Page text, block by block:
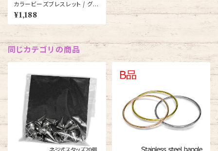
カラービーズブレスレット / グリ
ーン(KB146659-Z-SS)
¥1,188
同じカテゴリの商品